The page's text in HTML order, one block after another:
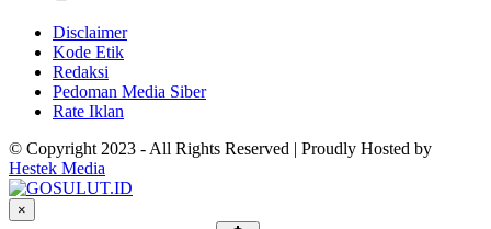
Disclaimer
Kode Etik
Redaksi
Pedoman Media Siber
Rate Iklan
© Copyright 2023 - All Rights Reserved | Proudly Hosted by
Hestek Media
×